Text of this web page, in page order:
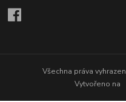
Všechna práva
Vytvořeno na